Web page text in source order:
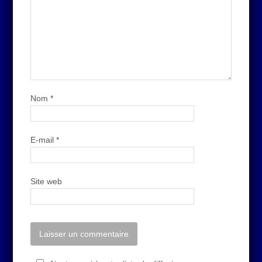
Nom*
E-mail*
Site web